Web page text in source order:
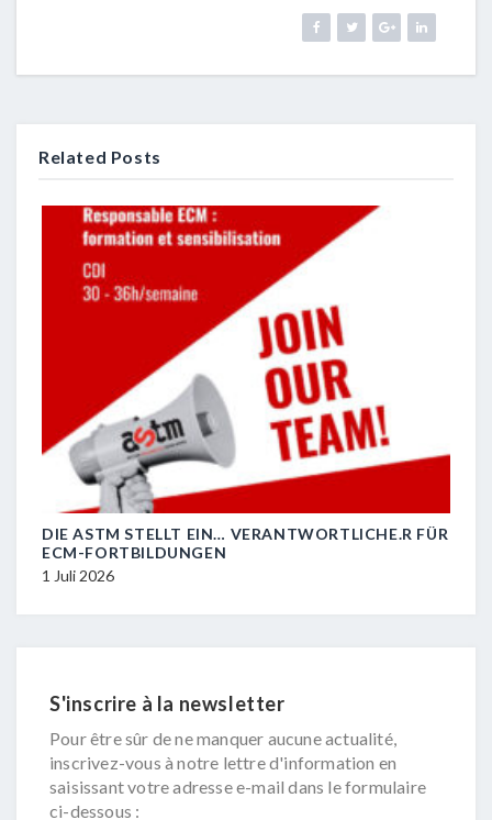
Related Posts
DIE ASTM STELLT EIN… VERANTWORTLICHE.R FÜR
ECM-FORTBILDUNGEN
1 Juli 2026
S'inscrire à la newsletter
Pour être sûr de ne manquer aucune actualité,
inscrivez-vous à notre lettre d'information en
saisissant votre adresse e-mail dans le formulaire
ci-dessous :